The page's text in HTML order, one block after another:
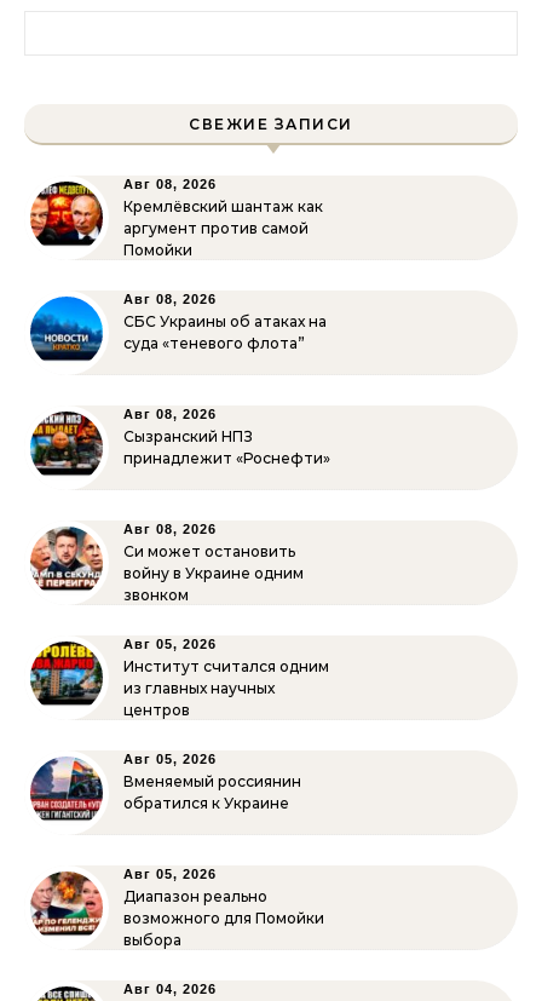
СВЕЖИЕ ЗАПИСИ
Авг 08, 2026
Кремлёвский шантаж как
аргумент против самой
Помойки
Авг 08, 2026
СБС Украины об атаках на
суда «теневого флота”
Авг 08, 2026
Сызранский НПЗ
принадлежит «Роснефти»
Авг 08, 2026
Си может остановить
войну в Украине одним
звонком
Авг 05, 2026
Институт считался одним
из главных научных
центров
Авг 05, 2026
Вменяемый россиянин
обратился к Украине
Авг 05, 2026
Диапазон реально
возможного для Помойки
выбора
Авг 04, 2026